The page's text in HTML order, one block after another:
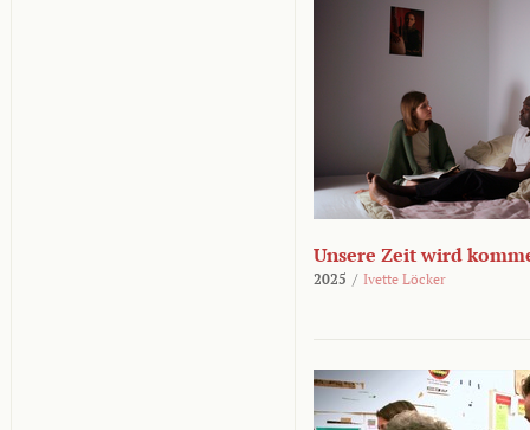
Unsere Zeit wird
2025 / Ivette Löcker